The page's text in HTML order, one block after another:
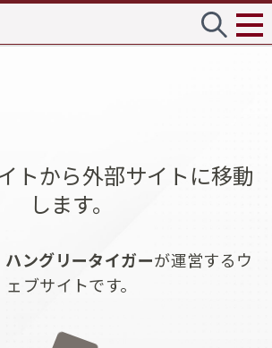
トから外部サイトに移動
します。
ハングリータイガーが運営するウ
ェブサイトです。